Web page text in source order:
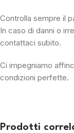
Controlla sempre il
In caso di danni o
contattaci subito.
Ci impegniamo
condizioni perfette.
Prodotti